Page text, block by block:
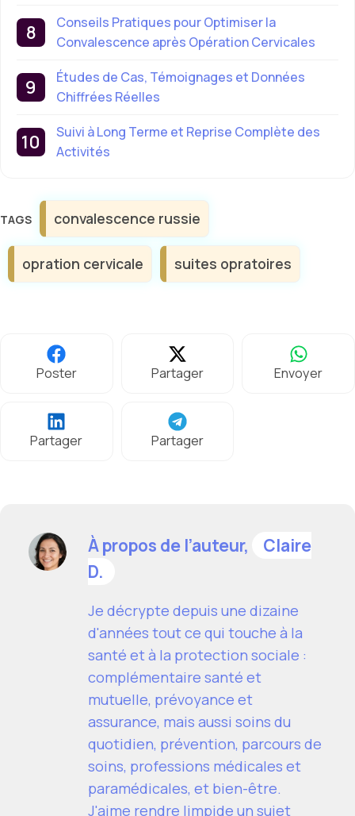
Conseils Pratiques pour Optimiser la
Convalescence après Opération Cervicales
Études de Cas, Témoignages et Données
Chiffrées Réelles
Suivi à Long Terme et Reprise Complète des
Activités
Étiquettes
convalescence russie
opration cervicale suites opratoires
Poster Partager Envoyer
Partager Partager
À propos de l’auteur,
Claire
D.
Je décrypte depuis une dizaine
d'années tout ce qui touche à la
santé et à la protection sociale :
complémentaire santé et
mutuelle, prévoyance et
assurance, mais aussi soins du
quotidien, prévention, parcours de
soins, professions médicales et
paramédicales, et bien-être.
J'aime rendre limpide un sujet